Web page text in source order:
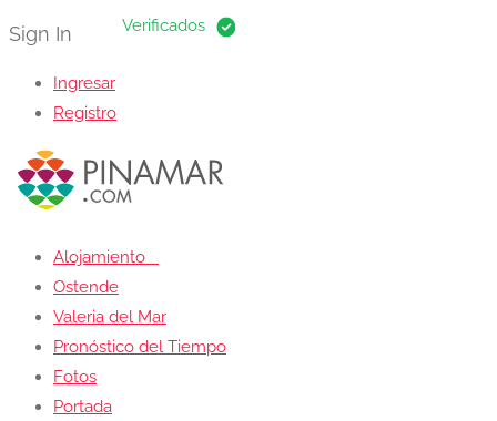
Sign In
Ingresar
Registro
Alojamiento
Ostende
Valeria del Mar
Pronóstico del Tiempo
Fotos
Portada